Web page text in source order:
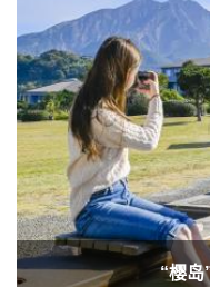
“樱岛